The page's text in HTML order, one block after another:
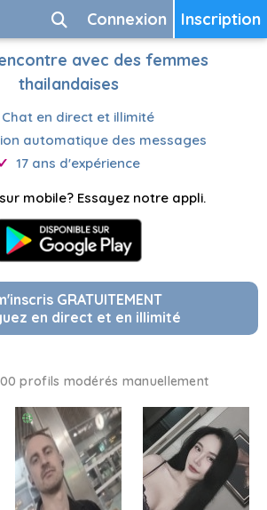
Inscription
Connexion
avec des femmes
thailandaises
Chat en direct et illimité
automatique des messages
17 ans d'expérience
mobile? Essayez notre appli.
GRATUITEMENT
en direct et en illimité
profils modérés manuellement